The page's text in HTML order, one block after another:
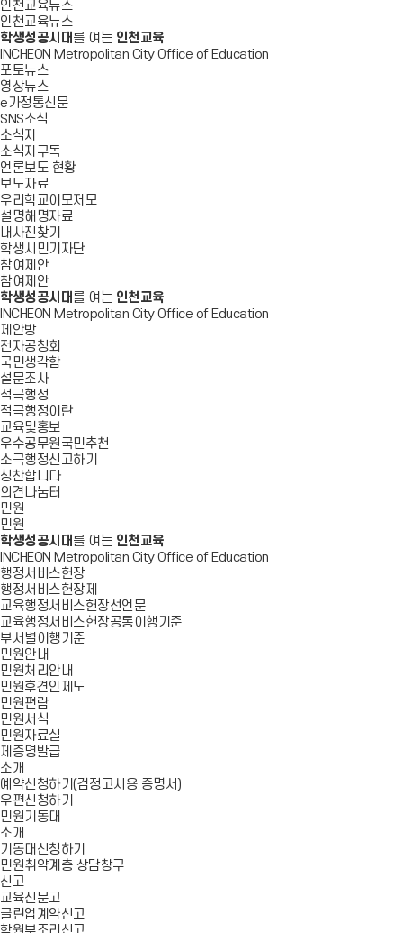
인천교육뉴스
인천교육뉴스
학생성공시대 를 여는 인천교육
INCHEON Metropolitan City Office of Education
포토뉴스
영상뉴스
e가정통신문
SNS소식
소식지
소식지구독
언론보도 현황
보도자료
우리학교이모저모
설명해명자료
내사진찾기
학생시민기자단
참여제안
참여제안
학생성공시대 를 여는 인천교육
INCHEON Metropolitan City Office of Education
제안방
전자공청회
국민생각함
설문조사
적극행정
적극행정이란
교육및홍보
우수공무원국민추천
소극행정신고하기
칭찬합니다
의견나눔터
민원
민원
학생성공시대 를 여는 인천교육
INCHEON Metropolitan City Office of Education
행정서비스헌장
행정서비스헌장제
교육행정서비스헌장선언문
교육행정서비스헌장공통이행기준
부서별이행기준
민원안내
민원처리안내
민원후견인제도
민원편람
민원서식
민원자료실
제증명발급
소개
예약신청하기(검정고시용 증명서)
우편신청하기
민원기동대
소개
기동대신청하기
민원취약계층 상담창구
신고
교육신문고
클린업계약신고